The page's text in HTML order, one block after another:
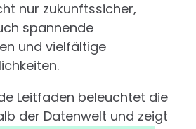
nur zukunftssicher,
spannende
und vielfältige
Leitfaden beleuchtet die
der Datenwelt und zeigt